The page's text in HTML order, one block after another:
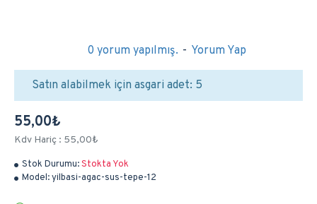
Stok Durumu:Stokta Yok
Model:yilbasi-agac-sus-tepe-12
0 yorum yapılmış. - Yorum Yap
55,00₺
Kdv Hariç : 55,00₺
Satın alabilmek için asgari adet: 5